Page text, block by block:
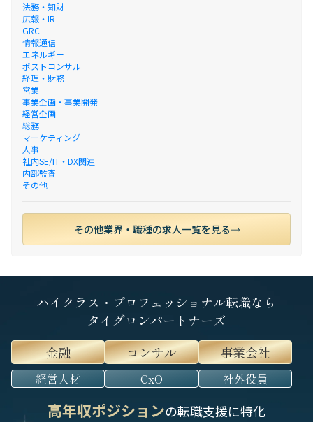
法務・知財
広報・IR
GRC
情報通信
エネルギー
ポストコンサル
経理・財務
営業
事業企画・事業開発
経営企画
総務
マーケティング
人事
社内SE/IT・DX関連
内部監査
その他
その他業界・職種の求人一覧を見る
ハイクラス・プロフェッショナル転職なら
タイグロンパートナーズ
金融
コンサル 事業会社
経営人材 CxO 社外役員
高年収ポジションの転職支援に特化